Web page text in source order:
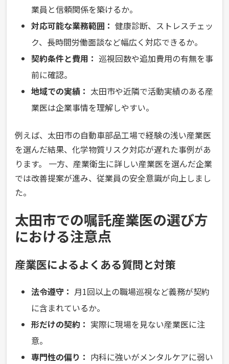
業員と信頼関係を築けるか。
対応可能な業務範囲： 健康診断、ストレスチェッ
ク、長時間労働面談など幅広く対応できるか。
契約条件と費用： 巡視回数や追加費用の有無を事
前に確認。
地域での実績： 太田市や近隣で活動実績のある産
業医は企業事情を理解しやすい。
例えば、太田市の自動車部品工場で経験の浅い産業医
を選んだ結果、化学物質リスク対応が遅れた事例があ
ります。 一方、産業衛生に詳しい産業医を選んだ企業
では改善提案が進み、従業員の安全意識が向上しまし
た。
太田市での嘱託産業医の選び方
における注意点
産業医によるよくある質問と対策
法令遵守： 月1回以上の職場巡視など義務が契約
に含まれているか。
形だけの契約： 実際に現場を見ない産業医に注
意。
専門性の偏り： 内科に強いがメンタルケアに弱い